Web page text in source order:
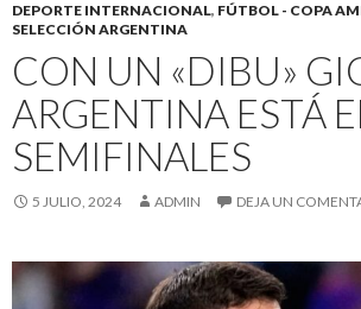
DEPORTE INTERNACIONAL, FÚTBOL - COPA
SELECCIÓN ARGENTINA
CON UN «DIBU»
ARGENTINA ESTÁ
SEMIFINALES
5 JULIO, 2024 ADMIN DEJA UN